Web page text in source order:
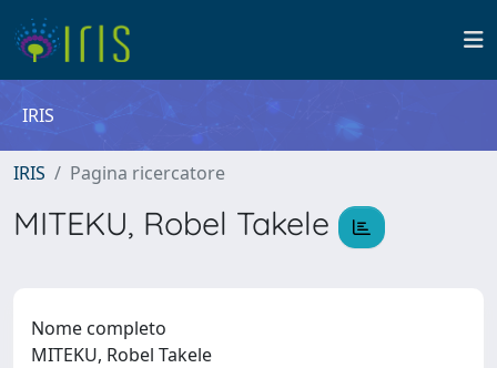
IRIS
IRIS Pagina ricercatore
MITEKU, Robel Takele
Nome completo
MITEKU, Robel Takele